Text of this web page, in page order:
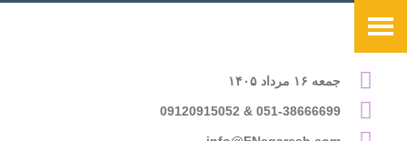
جمعه ۱۶ مرداد ۱۴۰۵
051-38666699 & 09120915052